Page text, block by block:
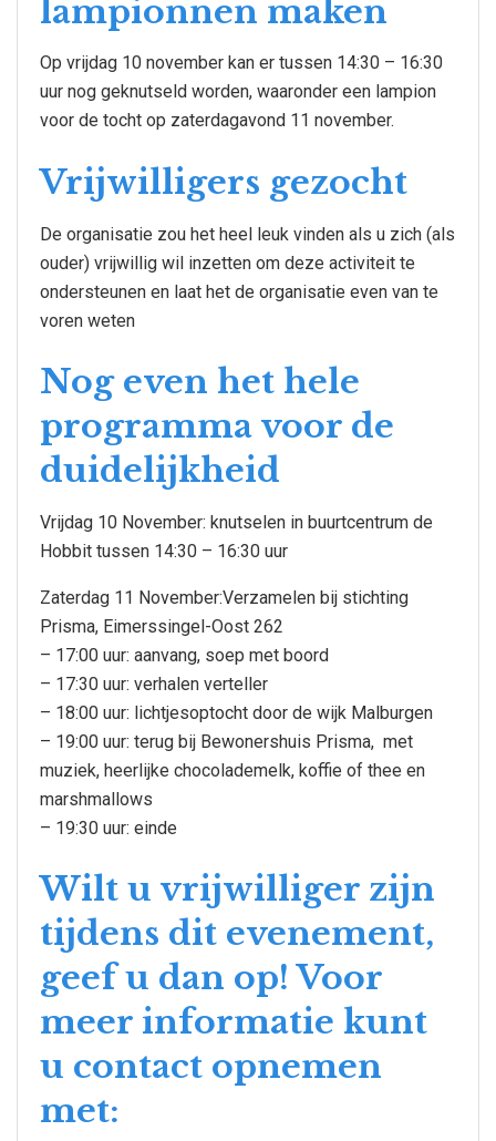
lampionnen maken
Op vrijdag 10 november kan er tussen 14:30 – 16:30
uur nog geknutseld worden, waaronder een lampion
voor de tocht op zaterdagavond 11 november.
Vrijwilligers gezocht
De organisatie zou het heel leuk vinden als u zich (als
ouder) vrijwillig wil inzetten om deze activiteit te
ondersteunen en laat het de organisatie even van te
voren weten
Nog even het hele
programma voor de
duidelijkheid
Vrijdag 10 November: knutselen in buurtcentrum de
Hobbit tussen 14:30 – 16:30 uur
Zaterdag 11 November:Verzamelen bij stichting
Prisma, Eimerssingel-Oost 262
– 17:00 uur: aanvang, soep met boord
– 17:30 uur: verhalen verteller
– 18:00 uur: lichtjesoptocht door de wijk Malburgen
– 19:00 uur: terug bij Bewonershuis Prisma, met
muziek, heerlijke chocolademelk, koffie of thee en
marshmallows
– 19:30 uur: einde
Wilt u vrijwilliger zijn
tijdens dit evenement,
geef u dan op! Voor
meer informatie kunt
u contact opnemen
met: